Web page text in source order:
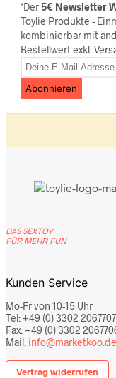
*Der5€ Newsletter
Toylie Produkte -
kombinierbar mit
Bestellwert exkl.
DAS SEXTOY
FÜR MEHR FUN
Kunden Service
Mo-Fr von 10-15 Uhr
Tel: +49 (0) 3302 2067707
Fax: +49 (0) 3302
Mail: info@marketkoo.de
Vertrag widerrufen